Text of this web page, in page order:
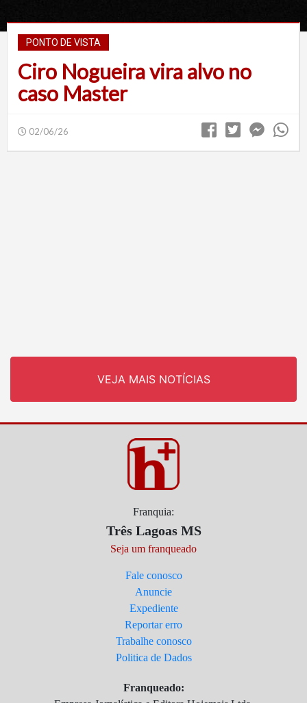
PONTO DE VISTA
Ciro Nogueira vira alvo no
caso Master
02/06/26
VEJA MAIS NOTÍCIAS
Franquia:
Três Lagoas MS
Seja um franqueado
Fale conosco
Anuncie
Expediente
Reportar erro
Trabalhe conosco
Politica de Dados
Franqueado: